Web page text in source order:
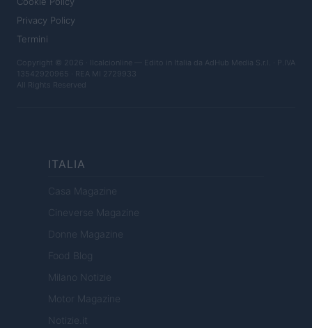
Privacy Policy
Termini
Copyright © 2026 · Ilcalcionline — Edito in Italia da AdHub Media S.r.l. · P.IVA
13542920965 · REA MI 2729933
All Rights Reserved
ITALIA
Casa Magazine
Cineverse Magazine
Donne Magazine
Food Blog
Milano Notizie
Motor Magazine
Notizie.it